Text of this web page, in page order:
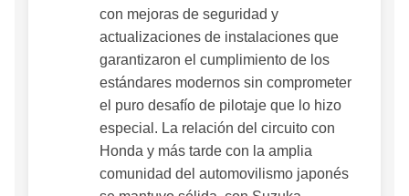
con mejoras de seguridad y
actualizaciones de instalaciones que
garantizaron el cumplimiento de los
estándares modernos sin comprometer
el puro desafío de pilotaje que lo hizo
especial. La relación del circuito con
Honda y más tarde con la amplia
comunidad del automovilismo japonés